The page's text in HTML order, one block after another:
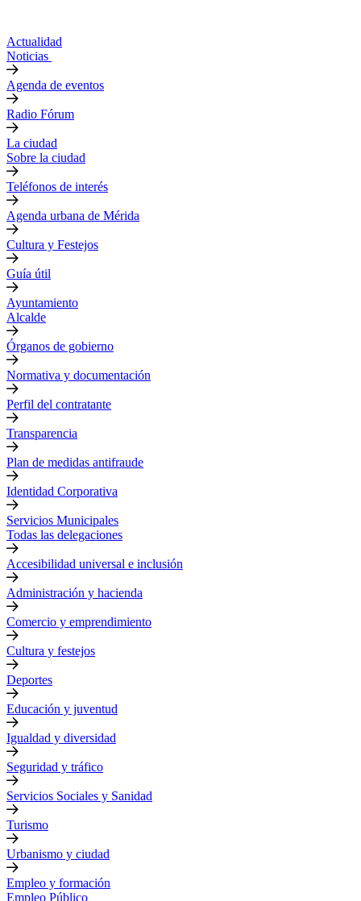
Actualidad
Noticias
Agenda de eventos
Radio Fórum
La ciudad
Sobre la ciudad
Teléfonos de interés
Agenda urbana de Mérida
Cultura y Festejos
Guía útil
Ayuntamiento
Alcalde
Órganos de gobierno
Normativa y documentación
Perfil del contratante
Transparencia
Plan de medidas antifraude
Identidad Corporativa
Servicios Municipales
Todas las delegaciones
Accesibilidad universal e inclusión
Administración y hacienda
Comercio y emprendimiento
Cultura y festejos
Deportes
Educación y juventud
Igualdad y diversidad
Seguridad y tráfico
Servicios Sociales y Sanidad
Turismo
Urbanismo y ciudad
Empleo y formación
Empleo Público